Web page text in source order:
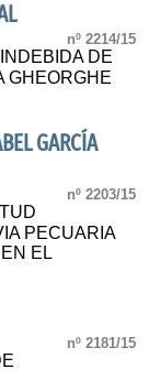
nº 2214/15
DE
GHEORGHE
GARCÍA
nº 2203/15
PECUARIA
EL
nº 2181/15